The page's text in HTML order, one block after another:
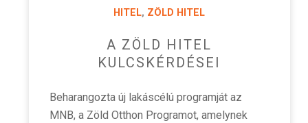
HITEL, ZÖLD HITEL
A ZÖLD HITEL
KULCSKÉRDÉSEI
Beharangozta új lakáscélú programját az
MNB, a Zöld Otthon Programot, amelynek